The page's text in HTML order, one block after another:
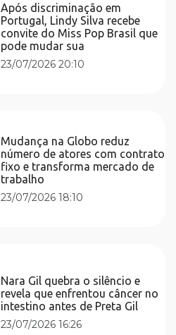
Após discriminação em
Portugal, Lindy Silva recebe
convite do Miss Pop Brasil que
pode mudar sua
23/07/2026 20:10
Mudança na Globo reduz
número de atores com contrato
fixo e transforma mercado de
trabalho
23/07/2026 18:10
Nara Gil quebra o silêncio e
revela que enfrentou câncer no
intestino antes de Preta Gil
23/07/2026 16:26